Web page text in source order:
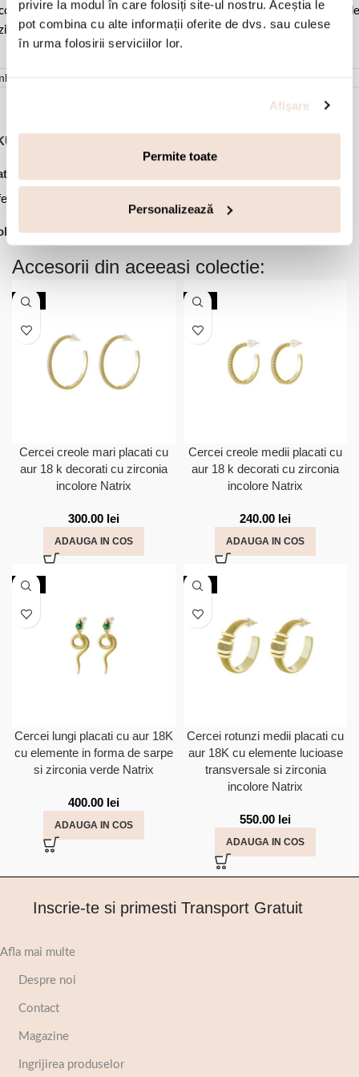
privire la modul în care folosiți site-ul nostru. Aceștia le
pot combina cu alte informații oferite de dvs. sau culese
în urma folosirii serviciilor lor.
Afişare
Permite toate
Personalizează
sa o lustruiti cu o laveta curata pentru a evita depunerea de
Speciale
50 Natrix
Accesorii din aceeasi colectie:
NOU
Cercei creole mari placati cu
aur 18 k decorati cu zirconia
incolore Natrix
300.00 lei
ADAUGA IN COS
NOU
Cercei creole medii placati cu
aur 18 k decorati cu zirconia
incolore Natrix
240.00 lei
ADAUGA IN COS
NOU
Cercei lungi placati cu aur 18K
cu elemente in forma de sarpe
si zirconia verde Natrix
400.00 lei
ADAUGA IN COS
NOU
Cercei rotunzi medii placati cu
aur 18K cu elemente lucioase
transversale si zirconia
incolore Natrix
550.00 lei
ADAUGA IN COS
Inscrie-te si primesti Transport Gratuit
Afla mai multe
Despre noi
Contact
Magazine
Ingrijirea produselor